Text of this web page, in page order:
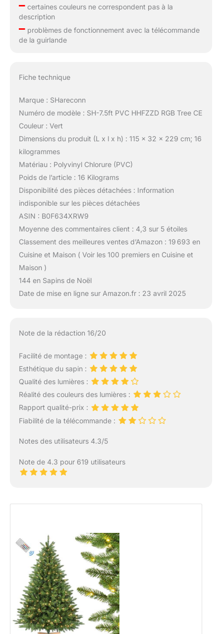
–certaines couleurs ne correspondent pas à la
description
–problèmes de fonctionnement avec la télécommande
de la guirlande
Fiche technique
Marque : SHareconn
Numéro de modèle : SH-7.5ft PVC HHFZZD RGB Tree CE
Couleur : Vert
Dimensions du produit (L x l x h) : 115 x 32 x 229 cm; 16
kilogrammes
Matériau : Polyvinyl Chlorure (PVC)
Poids de l’article : 16 Kilograms
Disponibilité des pièces détachées : Information
indisponible sur les pièces détachées
ASIN : B0F634XRW9
Moyenne des commentaires client : 4,3 sur 5 étoiles
Classement des meilleures ventes d’Amazon : 19 693 en
Cuisine et Maison ( Voir les 100 premiers en Cuisine et
Maison )
144 en Sapins de Noël
Date de mise en ligne sur Amazon.fr : 23 avril 2025
Note de la rédaction 16/20
Facilité de montage :
Esthétique du sapin :
Qualité des lumières :
Réalité des couleurs des lumières :
Rapport qualité-prix :
Fiabilité de la télécommande :
Notes des utilisateurs 4.3/5
Note de 4.3 pour 619 utilisateurs